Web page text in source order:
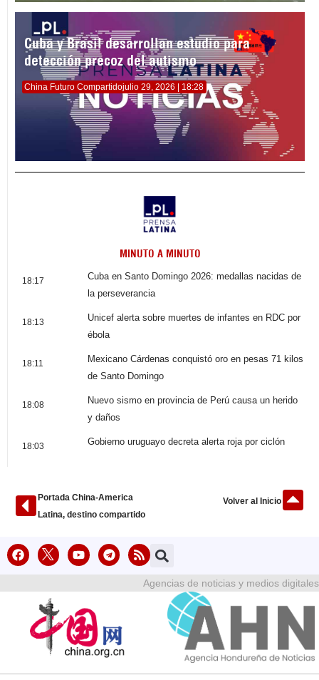
Cuba y Brasil desarrollan estudio para
detección precoz del autismo
China Futuro Compartidojulio 29, 2026 | 18:28
MINUTO A MINUTO
18:17
Cuba en Santo Domingo 2026: medallas nacidas de
la perseverancia
18:13
Unicef alerta sobre muertes de infantes en RDC por
ébola
18:11
Mexicano Cárdenas conquistó oro en pesas 71 kilos
de Santo Domingo
18:08
Nuevo sismo en provincia de Perú causa un herido
y daños
18:03 Gobierno uruguayo decreta alerta roja por ciclón
Portada China-America
Latina, destino compartido
Volver al Inicio
Agencias de noticias y medios digitales